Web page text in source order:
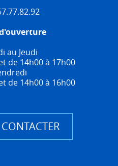
au Jeudi
de 14h00 à 17h00
de 14h00 à 16h00